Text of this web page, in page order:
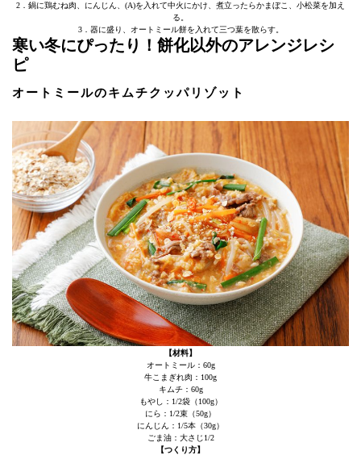
2．鍋に鶏むね肉、にんじん、(A)を入れて中火にかけ、煮立ったらかまぼこ、小松菜を加え
る。
3．器に盛り、オートミール餅を入れて三つ葉を散らす。
寒い冬にぴったり！餅化以外のアレンジレシ
ピ
オートミールのキムチクッパリゾット
【材料】
オートミール：60g
牛こまぎれ肉：100g
キムチ：60g
もやし：1/2袋（100g）
にら：1/2束（50g）
にんじん：1/5本（30g）
ごま油：大さじ1/2
【つくり方】